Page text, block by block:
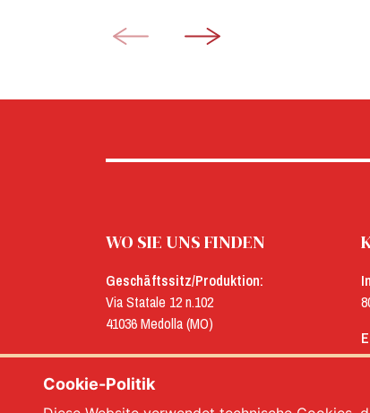
WO SIE UNS FINDEN
Geschäftssitz/Produktion:
Via Statale 12 n.102
41036 Medolla (MO)
Verwaltung:
Via Concordia n.25
Cookie-Politik